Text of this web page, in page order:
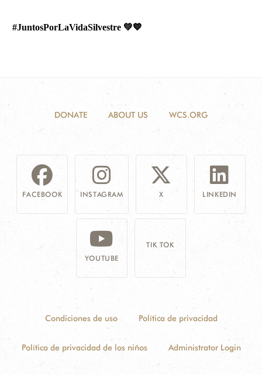
#JuntosPorLaVidaSilvestre 💚💙
DONATE ABOUT US WCS.ORG
FACEBOOK INSTAGRAM X LINKEDIN
YOUTUBE
TIK TOK
Condiciones de uso Política de privacidad
Política de privacidad de los niños Administrator Login